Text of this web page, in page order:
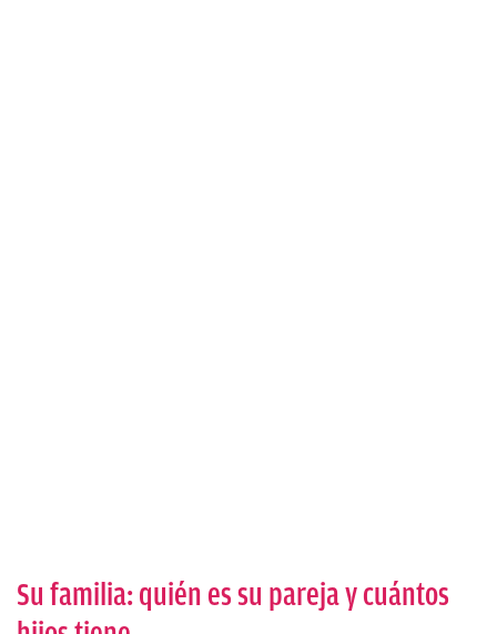
Su familia: quién es su pareja y cuántos